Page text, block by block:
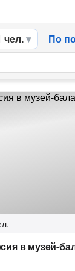
чел. По
в музей-